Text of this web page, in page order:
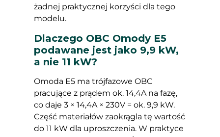
żadnej praktycznej korzyści dla tego
modelu.
Dlaczego OBC Omody E5
podawane jest jako 9,9 kW,
a nie 11 kW?
Omoda E5 ma trójfazowe OBC
pracujące z prądem ok. 14,4A na fazę,
co daje 3 × 14,4A × 230V = ok. 9,9 kW.
Część materiałów zaokrągla tę wartość
do 11 kW dla uproszczenia. W praktyce